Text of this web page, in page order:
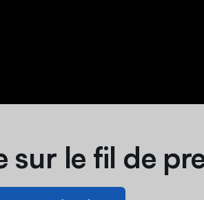
sur le fil de